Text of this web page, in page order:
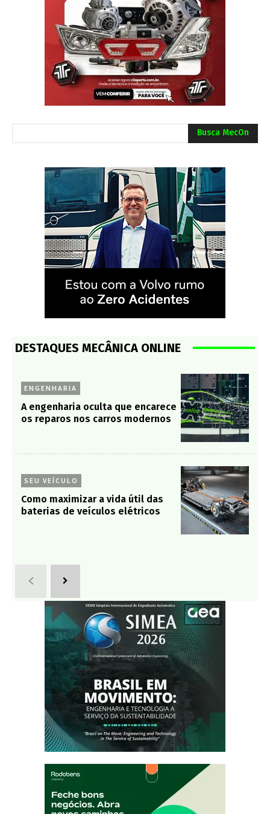
Busca MecOn
DESTAQUES MECÂNICA ONLINE
ENGENHARIA
A engenharia oculta que encarece
os reparos nos carros modernos
SEU VEÍCULO
Como maximizar a vida útil das
baterias de veículos elétricos